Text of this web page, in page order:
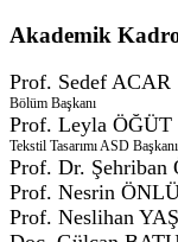
Akademik
Prof. Sedef ACAR
Bölüm Başkanı
Prof. Leyla ÖĞÜT
Tekstil Tasarımı ASD Başkanı
Prof. Dr. Şehriban
Prof. Nesrin
Prof. Neslihan